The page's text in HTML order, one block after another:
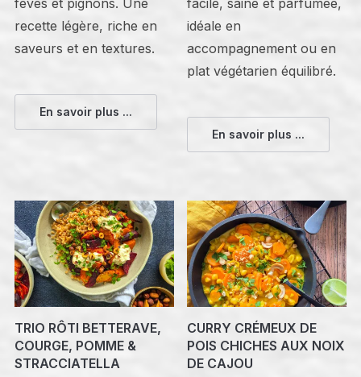
recette légère, riche en
saveurs et en textures.
En savoir plus ...
idéale en
accompagnement ou en
plat végétarien équilibré.
En savoir plus ...
TRIO RÔTI BETTERAVE,
COURGE, POMME &
STRACCIATELLA
CURRY CRÉMEUX DE
POIS CHICHES AUX NOIX
DE CAJOU